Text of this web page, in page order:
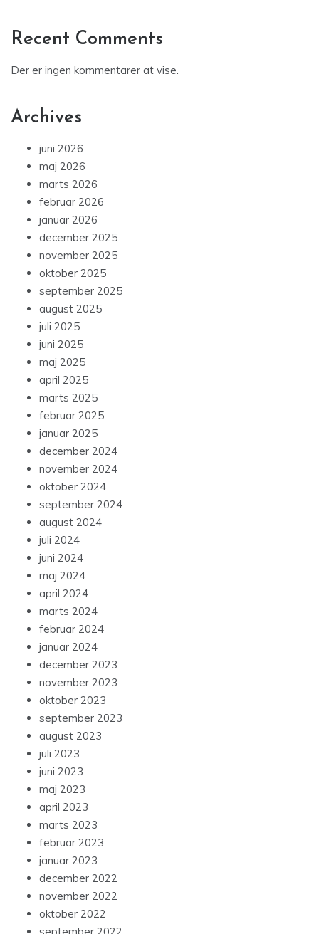
Recent Comments
Der er ingen kommentarer at vise.
Archives
juni 2026
maj 2026
marts 2026
februar 2026
januar 2026
december 2025
november 2025
oktober 2025
september 2025
august 2025
juli 2025
juni 2025
maj 2025
april 2025
marts 2025
februar 2025
januar 2025
december 2024
november 2024
oktober 2024
september 2024
august 2024
juli 2024
juni 2024
maj 2024
april 2024
marts 2024
februar 2024
januar 2024
december 2023
november 2023
oktober 2023
september 2023
august 2023
juli 2023
juni 2023
maj 2023
april 2023
marts 2023
februar 2023
januar 2023
december 2022
november 2022
oktober 2022